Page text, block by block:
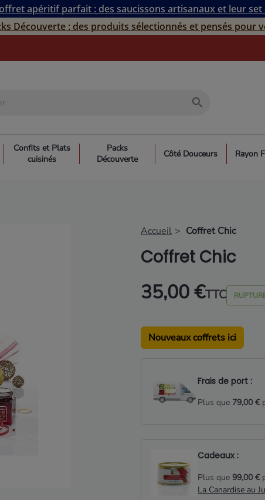
apéritif parfait : des saucissons artisanaux et leur
Découverte : des produits sélectionnés et pensés pour
search
Confits et Plats
cuisinés
Packs
Découverte
Côté Douceurs Rayon
Accueil Coffret Chic
Coffret Chic
35,00 €TTC
Nouveaux coffrets ici
Frais de port :
Plus que 79,00 €
Cadeaux :
Plus que 99,00 €
La Canardise au